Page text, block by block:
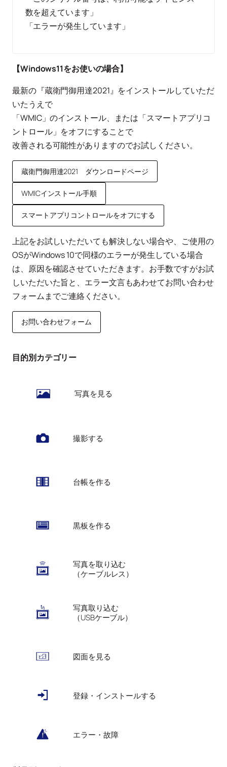
目的別カテゴリー
写真を見る
撮影する
台帳を作る
黒板を作る
写真を取り込む
（ケーブルレス）
写真取り込む
（USBケーブル）
図面を見る
登録・インストールする
エラー・故障
数を超えています」
「エラーが発生しています」
【Windows11をお使いの場合】
最新の『蔵衛門御用達2021』をインストールしていただ
いたうえで
「WMIC」のインストール、または「スマートアプリコ
ントロール」をオフにすることで
改善される可能性がありますのでお試しください。
蔵衛門御用達2021 ダウンロードページ
WMICインストール手順
スマートアプリコントロールをオフにする
上記をお試しいただいても解決しない場合や、ご使用の
OSがWindows 10で同様のエラーが発生している場合
は、原因を確認させていただきます。お手数ですがお試
しいただいた旨と、エラー文言もあわせてお問い合わせ
フォームまでご連絡ください。
お問い合わせフォーム